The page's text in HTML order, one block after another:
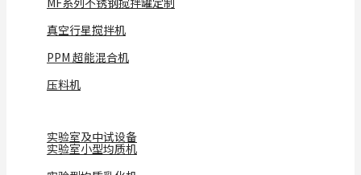
真空行星搅拌机
PPM 超能混合机
压料机
实验室及中试设备
实验室小型均质机